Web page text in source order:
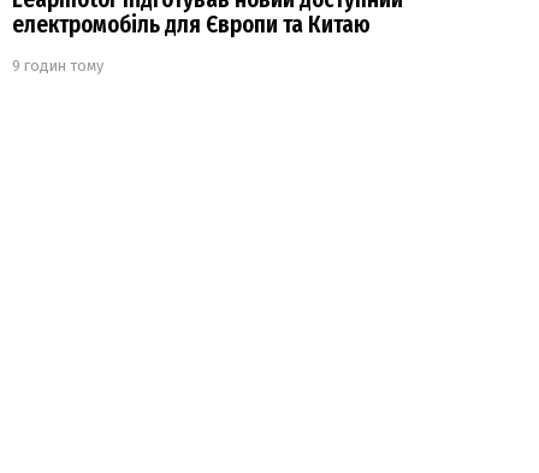
електромобіль для Європи та Китаю
9 годин тому